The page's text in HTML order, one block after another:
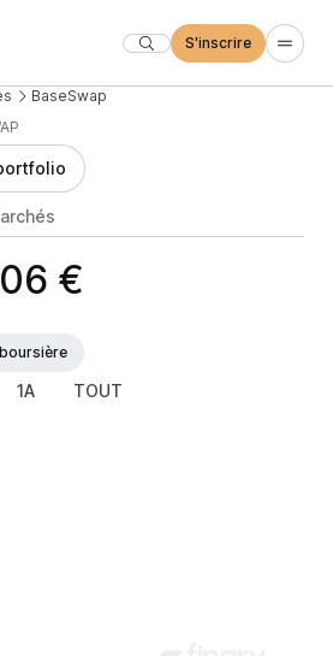
S'inscrire
BaseSwap
€
1A TOUT